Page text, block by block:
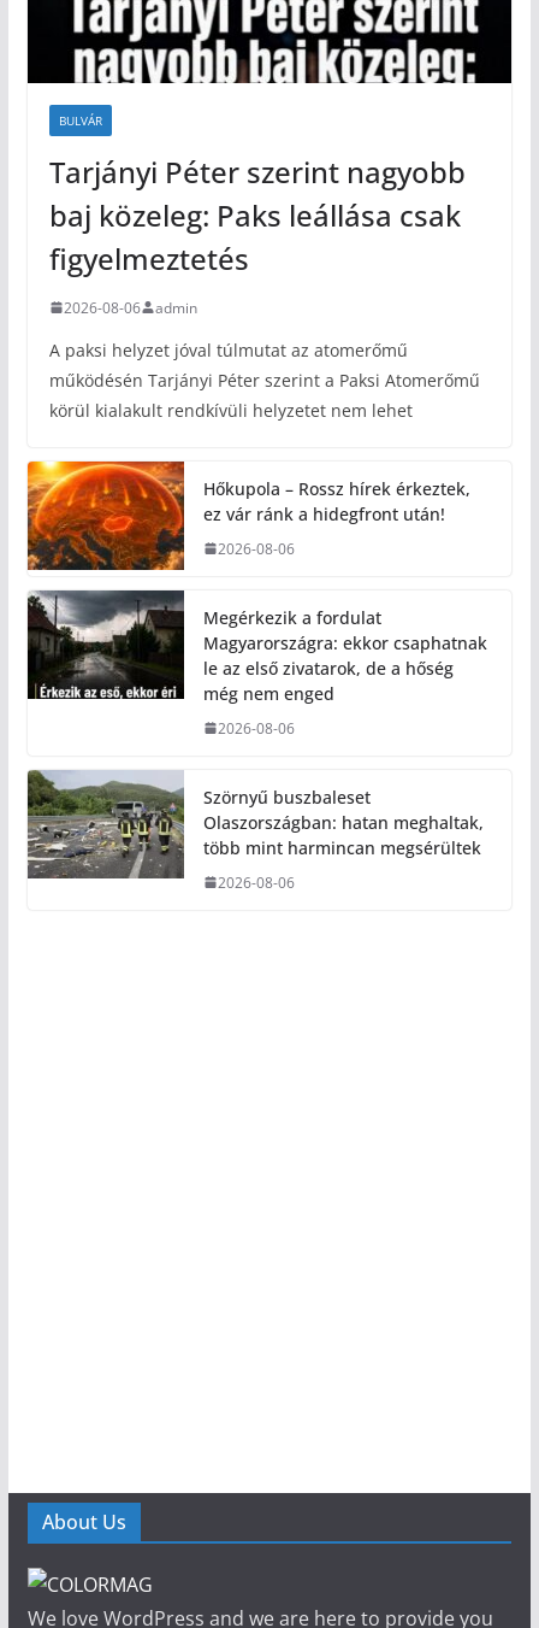
BULVÁR
Tarjányi Péter szerint nagyobb
baj közeleg: Paks leállása csak
figyelmeztetés
2026-08-06 admin
A paksi helyzet jóval túlmutat az atomerőmű
működésén Tarjányi Péter szerint a Paksi Atomerőmű
körül kialakult rendkívüli helyzetet nem lehet
Hőkupola – Rossz hírek érkeztek,
ez vár ránk a hidegfront után!
2026-08-06
Megérkezik a fordulat
Magyarországra: ekkor csaphatnak
le az első zivatarok, de a hőség
még nem enged
2026-08-06
Szörnyű buszbaleset
Olaszországban: hatan meghaltak,
több mint harmincan megsérültek
2026-08-06
About Us
We love WordPress and we are here to provide you